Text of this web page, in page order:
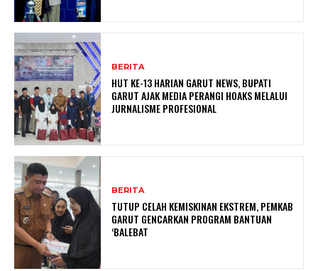
BERITA
HUT KE-13 HARIAN GARUT NEWS, BUPATI
GARUT AJAK MEDIA PERANGI HOAKS MELALUI
JURNALISME PROFESIONAL
BERITA
TUTUP CELAH KEMISKINAN EKSTREM, PEMKAB
GARUT GENCARKAN PROGRAM BANTUAN
‘BALEBAT